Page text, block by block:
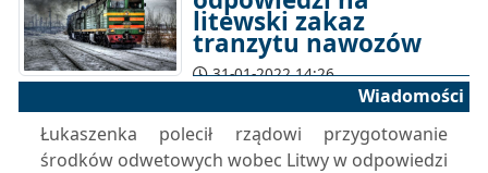
litewski zakaz
tranzytu nawozów
31-01-2022 14:26
Wiadomości
Łukaszenka polecił rządowi przygotowanie
środków odwetowych wobec Litwy w odpowiedzi